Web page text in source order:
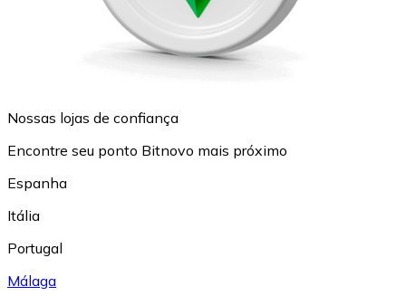
Nossas lojas de confiança
Encontre seu ponto Bitnovo mais próximo
Espanha
Itália
Portugal
Málaga